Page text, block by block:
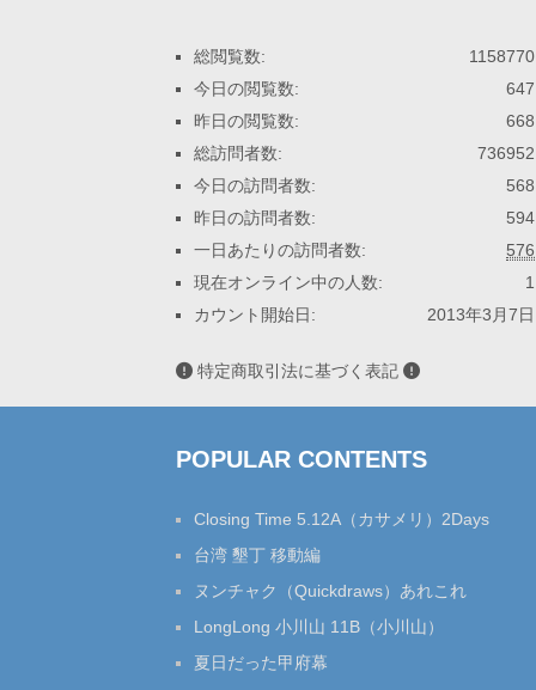
1158770
総閲覧数:
647
今日の閲覧数:
668
昨日の閲覧数:
736952
総訪問者数:
568
今日の訪問者数:
594
昨日の訪問者数:
576
一日あたりの訪問者数:
1
現在オンライン中の人数:
2013年3月7日
カウント開始日:
特定商取引法に基づく表記
POPULAR CONTENTS
Closing Time 5.12A（カサメリ）2Days
台湾 墾丁 移動編
ヌンチャク（Quickdraws）あれこれ
LongLong 小川山 11B（小川山）
夏日だった甲府幕